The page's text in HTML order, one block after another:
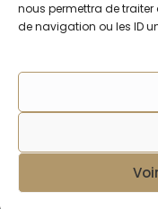
nous permettra de
de navigation ou les ID